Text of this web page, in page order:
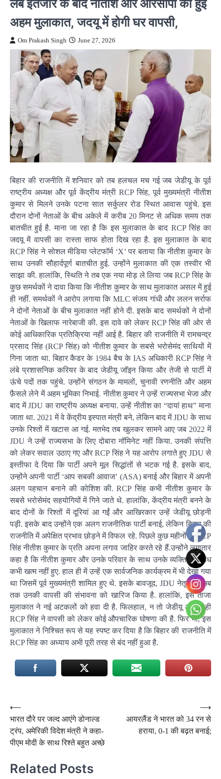
अहम मुलाकात, जदयू में होगी घर वापसी,
Om Prakash Singh June 27, 2026
बिहार की राजनीति में शनिवार को तब हलचल मच गई जब जेडीयू के पूर्व
राष्ट्रीय अध्यक्ष और पूर्व केंद्रीय मंत्री RCP सिंह, पूर्व मुख्यमंत्री नीतीश
कुमार से मिलने उनके पटना सात सर्कुलर रोड स्थित आवास पहुंचे. इस
दौरान दोनों नेताओं के बीच अकेले में करीब 20 मिनट से अधिक समय तक
बातचीत हुई है. माना जा रहा है कि इस मुलाकात के बाद RCP सिंह का
जदयू में वापसी का रास्ता साफ होता दिख रहा है. इस मुलाकात के बाद
RCP सिंह ने सोशल मीडिया प्लेटफॉर्म ‘X’ पर बताया कि नीतीश कुमार के
साथ उनकी सौहार्दपूर्ण बातचीत हुई. उन्होंने मुलाकात की एक तस्वीर भी
साझा की. हालांकि, स्थिति ने तब एक नया मोड़ ले लिया जब RCP सिंह के
कुछ समर्थकों ने दावा किया कि नीतीश कुमार के साथ मुलाकात असल में हुई
ही नहीं. समर्थकों ने आरोप लगाया कि MLC संजय गांधी और ललन सर्राफ
ने दोनों नेताओं के बीच मुलाकात नहीं होने दी. इसके बाद समर्थकों ने दोनों
नेताओं के खिलाफ नारेबाजी की. इस दावे को लेकर RCP सिंह की ओर से
कोई आधिकारिक प्रतिक्रिया नहीं आई है. बिहार की राजनीति में रामचन्द्र
प्रसाद सिंह (RCP सिंह) को नीतीश कुमार के सबसे भरोसेमंद साथियों में
गिना जाता था. बिहार कैडर के 1984 बैच के IAS अधिकारी RCP सिंह ने
लंबे प्रशासनिक करियर के बाद जेडीयू जॉइन किया और तेजी से पार्टी में
ऊंचे पदों तक पहुंचे. उन्होंने संगठन के मामलों, चुनावी रणनीति और अहम
फ़ैसले लेने में अहम भूमिका निभाई. नीतीश कुमार ने उन्हें राज्यसभा भेजा और
बाद में JDU का राष्ट्रीय अध्यक्ष बनाया. उन्हें नीतीश का “दायां हाथ” माना
जाता था. 2021 में वे केंद्रीय इस्पात मंत्री बने, लेकिन बाद में JDU के साथ
उनके रिश्तों में खटास आ गई. मतभेद तब खुलकर सामने आए जब 2022 में
JDU ने उन्हें राज्यसभा के लिए दोबारा नॉमिनेट नहीं किया. उनकी संपत्ति
को लेकर सवाल उठाए गए और RCP सिंह ने यह आरोप लगाते हुए JDU से
इस्तीफा दे दिया कि पार्टी अपने मूल सिद्धांतों से भटक गई है. इसके बाद,
उन्होंने अपनी पार्टी ‘आप सबकी आवाज’ (ASA) बनाई और बिहार में अपनी
अलग पहचान बनाने की कोशिश की. RCP सिंह कभी नीतीश कुमार के
सबसे भरोसेमंद सहयोगियों में गिने जाते थे. हालांकि, केंद्रीय मंत्री बनने के
बाद दोनों के रिश्तों में दूरियां आ गईं और आखिरकार उन्हें जेडीयू छोड़नी
पड़ी. इसके बाद उन्होंने एक अलग राजनीतिक पार्टी बनाई, लेकिन बिहार की
राजनीति में अपेक्षित प्रभाव छोड़ने में विफल रहे. पिछले कुछ महीनों से RCP
सिंह नीतीश कुमार के प्रति अपना लगाव जाहिर करते रहे हैं.उन्होंने लगातार
कहा है कि नीतीश कुमार और उनके परिवार के साथ उनके व्यक्तिगत संबंध
कभी खत्म नहीं हुए. हाल ही में उन्हें एक सार्वजनिक कार्यक्रम में भी देखा गया
था जिसमें पूर्व मुख्यमंत्री शामिल हुए थे. इसके बावजूद, JDU नेतृत्व ने अब
तक उनकी वापसी की संभावना को खारिज किया है. हालांकि, इस ताजा
मुलाकात ने नई अटकलों को हवा दी है. फिलहाल, न तो जेडीयू और न ही
RCP सिंह ने वापसी को लेकर कोई औपचारिक घोषणा की है. फिर भी, इस
मुलाकात ने निश्चित रूप से यह स्पष्ट कर दिया है कि बिहार की राजनीति में
RCP सिंह का अध्याय अभी पूरी तरह से बंद नहीं हुआ है.
Post
navigation
⟵
भारत दौरे पर जल्द आएंगे डोनाल्ड
ट्रंप, अमेरिकी विदेश मंत्री ने कहा-
पीएम मोदी के साथ रिश्ते बहुत अच्छे
आयरलैंड ने भारत को 34 रन से
हराया, 0-1 की बढ़त बनाई;
⟶
Related Posts